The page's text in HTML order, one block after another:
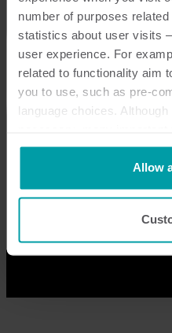
number of purposes
statistics about user visits
user experience. For
related to functionality aim
you to use, such as pre-
language choices.
available without them.
Kamstrup makes use of
cookie is installed by
You can at any time
Allow